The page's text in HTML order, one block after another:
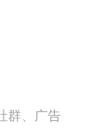
群、广告